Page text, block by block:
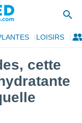
LOISIRS
cette